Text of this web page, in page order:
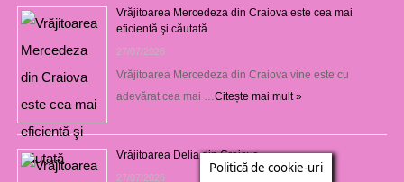
Vrăjitoarea Mercedeza din Craiova este cea mai
eficientă şi căutată
27/07/2026
Vrăjitoarea Mercedeza din Craiova vine este cu
adevărat cea mai … Citește mai mult »
Vrăjitoarea Delia din Craiova
27/07/2026
Politică de cookie-uri